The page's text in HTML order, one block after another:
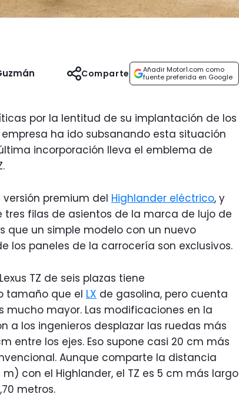
Añadir Motor1.com como
fuente preferida en Google
Comparte
por la lentitud de su implantación de los
ha ido subsanando esta situación
incorporación lleva el emblema de
premium del Highlander eléctrico, y
tres filas de asientos de la marca de lujo de
que un simple modelo con un nuevo
los paneles de la carrocería son exclusivos.
TZ de seis plazas tiene
tamaño que el LX de gasolina, pero cuenta
mucho mayor. Las modificaciones en la
a los ingenieros desplazar las ruedas más
entre los ejes. Eso supone casi 20 cm más
Aunque comparte la distancia
con el Highlander, el TZ es 5 cm más largo
metros.